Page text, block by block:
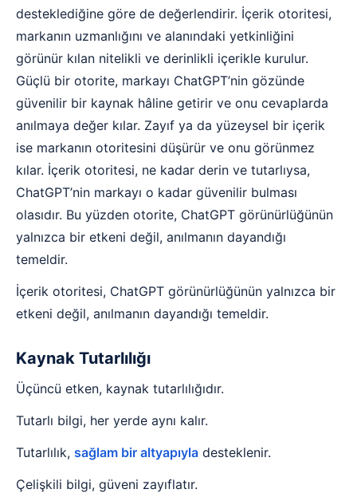
desteklediğine göre de değerlendirir. İçerik otoritesi,
markanın uzmanlığını ve alanındaki yetkinliğini
görünür kılan nitelikli ve derinlikli içerikle kurulur.
Güçlü bir otorite, markayı ChatGPT’nin gözünde
güvenilir bir kaynak hâline getirir ve onu cevaplarda
anılmaya değer kılar. Zayıf ya da yüzeysel bir içerik
ise markanın otoritesini düşürür ve onu görünmez
kılar. İçerik otoritesi, ne kadar derin ve tutarlıysa,
ChatGPT’nin markayı o kadar güvenilir bulması
olasıdır. Bu yüzden otorite, ChatGPT görünürlüğünün
yalnızca bir etkeni değil, anılmanın dayandığı
temeldir.
İçerik otoritesi, ChatGPT görünürlüğünün yalnızca bir
etkeni değil, anılmanın dayandığı temeldir.
Kaynak Tutarlılığı
Üçüncü etken, kaynak tutarlılığıdır.
Tutarlı bilgi, her yerde aynı kalır.
Tutarlılık, sağlam bir altyapıyla desteklenir.
Çelişkili bilgi, güveni zayıflatır.